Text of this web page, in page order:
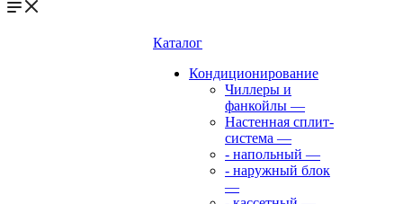
Каталог
Кондиционирование
Чиллеры и
фанкойлы —
Настенная сплит-
система —
- напольный —
- наружный блок
—